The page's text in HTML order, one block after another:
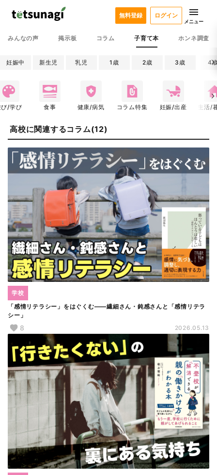
みんなの声 掲示板 コラム 子育て本 ホンネ調査
無料登録 ログイン
メニュー
妊娠中 新生児 乳児 1歳 2歳 3歳 4
び/学び 食事 健康/病気 コラム特集 妊娠/出産 生活/
高校に関連するコラム(12)
「感情リテラシー」をはぐくむ――繊細さん・鈍感さんと「感情リテラ
シー」
学校
8 2026.05.13